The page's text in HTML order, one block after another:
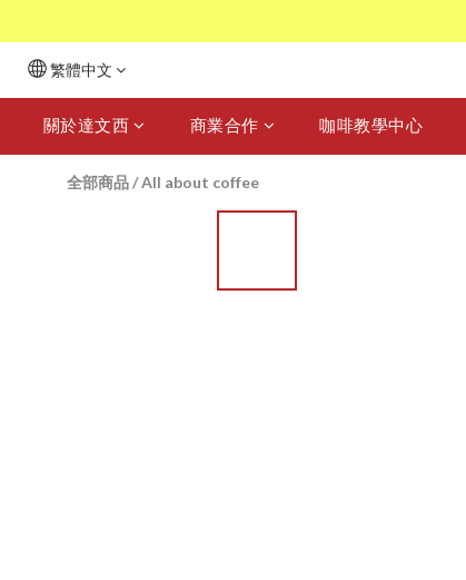
繁體中文
關於達文西 商業合作 咖啡教學中心
全部商品/All about coffee